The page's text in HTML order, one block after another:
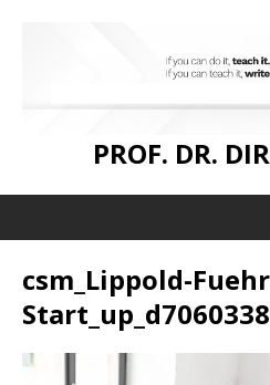
PROF. DR.
csm_Lippold-